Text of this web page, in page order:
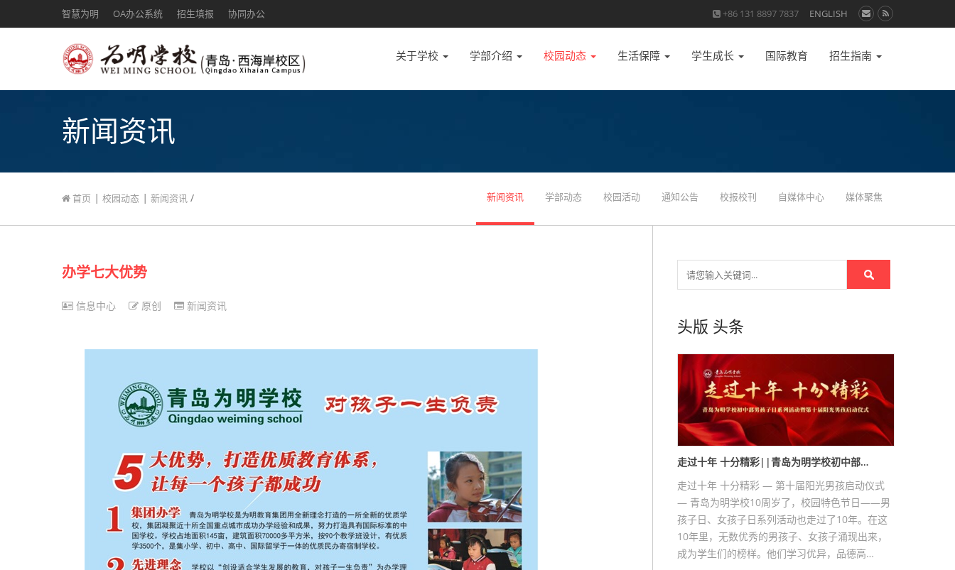
智慧为明 OA办公系统 招生填报 协同办公 +86 131 8897 7837 ENGLISH
关于学校 学部介绍 校园动态 生活保障 学生成长 国际教育 招生指南
新闻资讯
首页 | 校园动态 | 新闻资讯 / 新闻资讯 学部动态 校园活动 通知公告 校报校刊 自媒体中心 媒体聚焦
办学七大优势
信息中心 原创 新闻资讯
头版 头条
走过十年 十分精彩||青岛为明学校初中部…
走过十年 十分精彩 — 第十届阳光男孩启动仪式
— 青岛为明学校10周岁了，校园特色节日——男
孩子日、女孩子日系列活动也走过了10年。在这
10年里，无数优秀的男孩子、女孩子涌现出来，
成为学生们的榜样。他们学习优异，品德高…